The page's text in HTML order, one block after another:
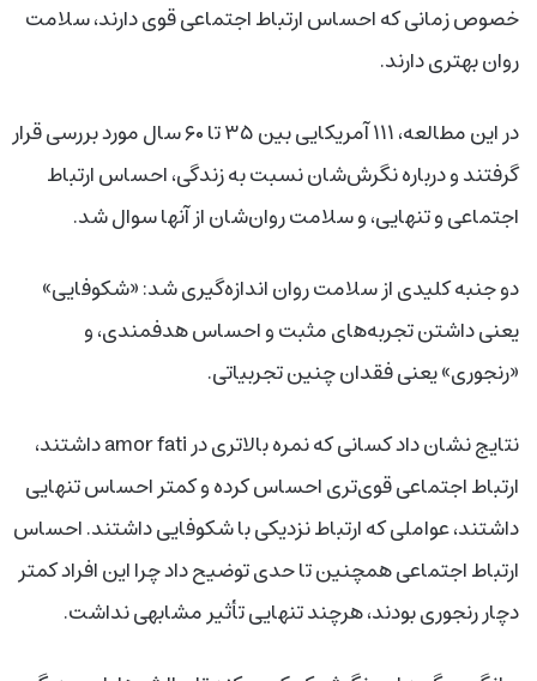
خصوص زمانی که احساس ارتباط اجتماعی قوی دارند، سلامت
روان بهتری دارند.
در این مطالعه، ۱۱۱ آمریکایی بین ۳۵ تا ۶۰ سال مورد بررسی قرار
گرفتند و درباره نگرش‌شان نسبت به زندگی، احساس ارتباط
اجتماعی و تنهایی، و سلامت روان‌شان از آنها سوال شد.
دو جنبه کلیدی از سلامت روان اندازه‌گیری شد: «شکوفایی»
یعنی داشتن تجربه‌های مثبت و احساس هدفمندی، و
«رنجوری» یعنی فقدان چنین تجربیاتی.
نتایج نشان داد کسانی که نمره بالاتری در amor fati داشتند،
ارتباط اجتماعی قوی‌تری احساس کرده و کمتر احساس تنهایی
داشتند، عواملی که ارتباط نزدیکی با شکوفایی داشتند. احساس
ارتباط اجتماعی همچنین تا حدی توضیح داد چرا این افراد کمتر
دچار رنجوری بودند، هرچند تنهایی تأثیر مشابهی نداشت.